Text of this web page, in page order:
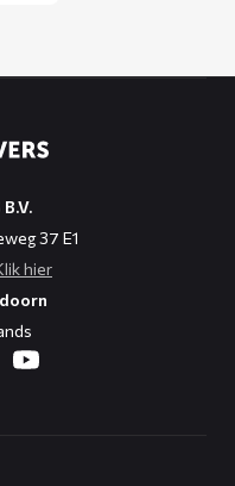
37 E1
hier